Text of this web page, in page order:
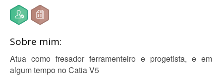
Sobre mim:
Atua como fresador ferramenteiro e progetista, e em
algum tempo no Catia V5